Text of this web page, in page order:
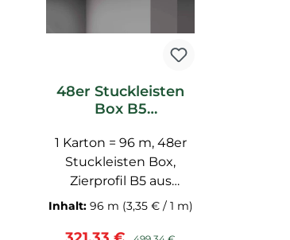
48er Stuckleisten
Box B5
Noel Marquet
Stuckleiste
1 Karton = 96 m, 48er
Stuckleisten Box,
Zierprofil B5 aus
extrudiertem PS-
Inhalt: 96 m (3,35 € / 1 m)
Regulärer Preis: